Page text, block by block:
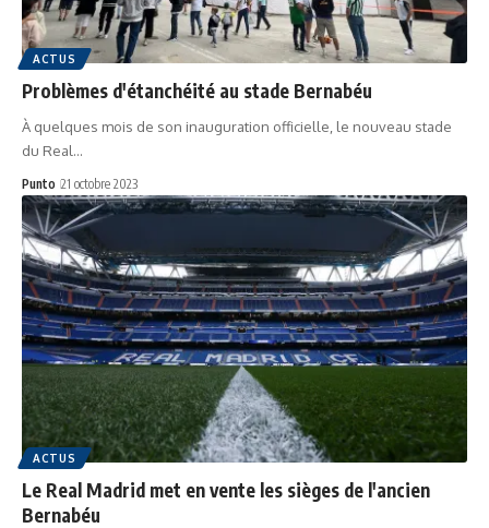
ACTUS
Problèmes d'étanchéité au stade Bernabéu
À quelques mois de son inauguration officielle, le nouveau stade
du Real…
Punto 21 octobre 2023
ACTUS
Le Real Madrid met en vente les sièges de l'ancien
Bernabéu